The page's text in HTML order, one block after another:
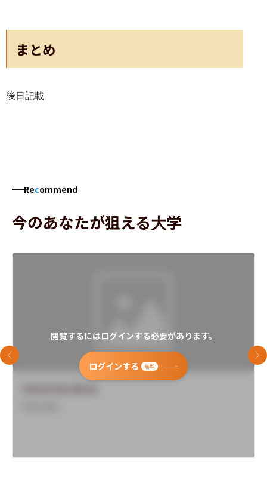
まとめ
後日記載
Recommend
今のあなたが狙える大学
閲覧するにはログインする必要があります。
ログインする 無料
前のスライド 次